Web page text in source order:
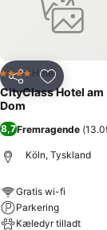
Del Føj til
4 StjernerHotel
CityClass Hotel am
Dom
8,7Fremragende (
Köln, Tyskland
Gratis wi-fi
Parkering
Kæledyr tilladt